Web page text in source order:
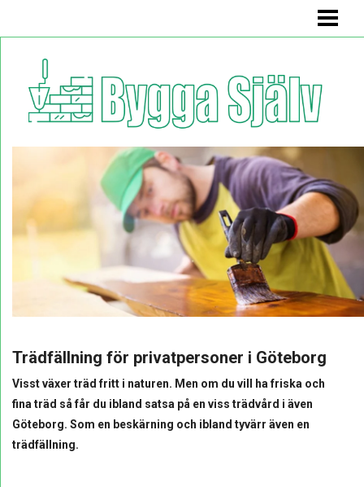
BADRUMSMÖBEL
BÄNK MED FÖRVARING
BLOGG
Trädfällning för privatpersoner i Göteborg
Visst växer träd fritt i naturen. Men om du vill ha friska och
fina träd så får du ibland satsa på en viss trädvård i även
Göteborg. Som en beskärning och ibland tyvärr även en
trädfällning.